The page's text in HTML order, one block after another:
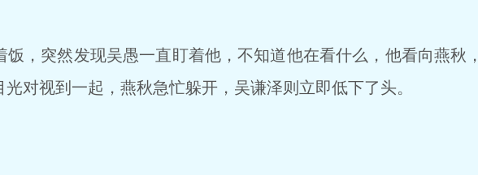
，突然发现吴愚一直盯着他，不知道他在看什么，他看向燕秋
对视到一起，燕秋急忙躲开，吴谦泽则立即低下了头。